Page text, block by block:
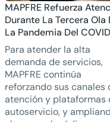
MAPFRE Refuerza
Durante La Tercera Ola
La Pandemia Del
Para atender la alta
demanda de servicios,
MAPFRE continúa
reforzando sus canales
atención y plataformas
autoservicio, y